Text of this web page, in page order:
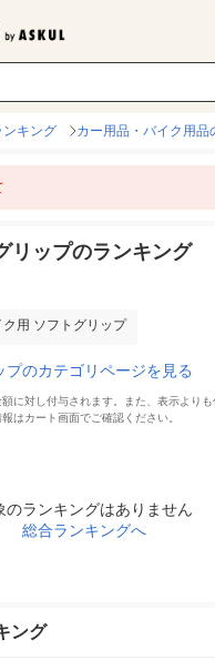
ップ
ンキング カー用品・バイク用品
リップのランキング
ク用 ソフトグリップ
のカテゴリページを見る
に対し付与されます。また、表示より
はカート画面でご確認ください。
のランキングはありません
総合ランキングへ
ング